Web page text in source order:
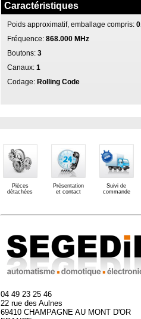
Caractéristiques
Poids approximatif, emballage compris:
Fréquence:868.000 MHz
Boutons:3
Canaux:1
Codage:Rolling Code
Pièces
détachées
Présentation
et contact
Suivi de
commande
04 49 23 25 46
22 rue des Aulnes
69410 CHAMPAGNE AU MONT D'OR